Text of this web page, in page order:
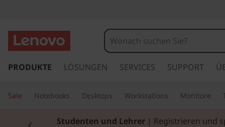
h
n
k
u
a
PRODUKTE LÖSUNGEN SERVICES SUPPORT
Sale Notebooks Desktops Workstations Monitore
Studenten und Lehrer | Registrieren und
Currently displaying item 2 of 3